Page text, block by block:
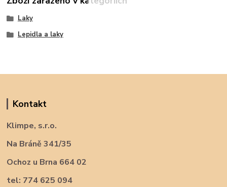
Laky
Lepidla a laky
Kontakt
Klimpe, s.r.o.
Na Bráně 341/35
Ochoz u Brna 664 02
tel: 774 625 094